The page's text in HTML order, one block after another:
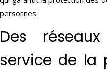
personnes.
Des
service de la